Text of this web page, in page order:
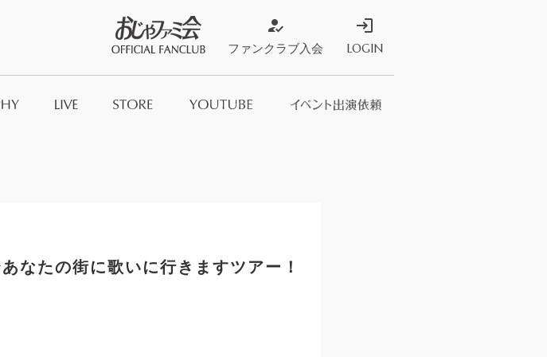
how_to_reg
ファンクラブ入会
login
LOGIN
なたの街に歌いに行きますツアー！